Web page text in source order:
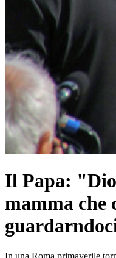
Il Papa:
mamma che
In una Roma primaverile